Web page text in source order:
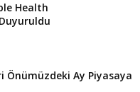
Health
Önümüzdeki Ay Piyasaya